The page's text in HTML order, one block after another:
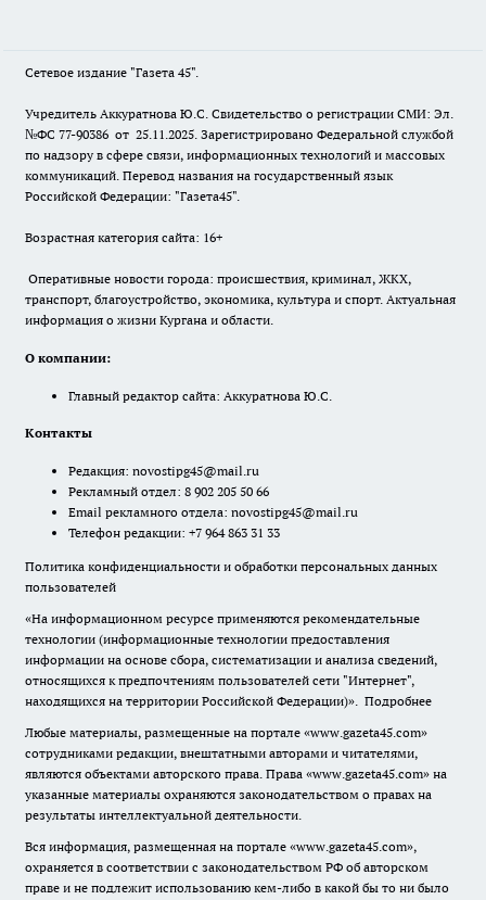
Сетевое издание "Газета 45".
Учредитель Аккуратнова Ю.С. Свидетельство о регистрации СМИ: Эл.
№ФС 77-90386 от 25.11.2025. Зарегистрировано Федеральной службой
по надзору в сфере связи, информационных технологий и массовых
коммуникаций. Перевод названия на государственный язык
Российской Федерации: "Газета45".
Возрастная категория сайта: 16+
Оперативные новости города: происшествия, криминал, ЖКХ,
транспорт, благоустройство, экономика, культура и спорт. Актуальная
информация о жизни Кургана и области.
О компании:
Главный редактор сайта: Аккуратнова Ю.С.
Контакты
Редакция: novostipg45@mail.ru
Рекламный отдел: 8 902 205 50 66
Email рекламного отдела: novostipg45@mail.ru
Телефон редакции: +7 964 863 31 33
Политика конфиденциальности и обработки персональных данных
пользователей
«На информационном ресурсе применяются рекомендательные
технологии (информационные технологии предоставления
информации на основе сбора, систематизации и анализа сведений,
относящихся к предпочтениям пользователей сети "Интернет",
находящихся на территории Российской Федерации)». Подробнее
Любые материалы, размещенные на портале «www.gazeta45.com»
сотрудниками редакции, внештатными авторами и читателями,
являются объектами авторского права. Права «www.gazeta45.com» на
указанные материалы охраняются законодательством о правах на
результаты интеллектуальной деятельности.
Вся информация, размещенная на портале «www.gazeta45.com»,
охраняется в соответствии с законодательством РФ об авторском
праве и не подлежит использованию кем-либо в какой бы то ни было